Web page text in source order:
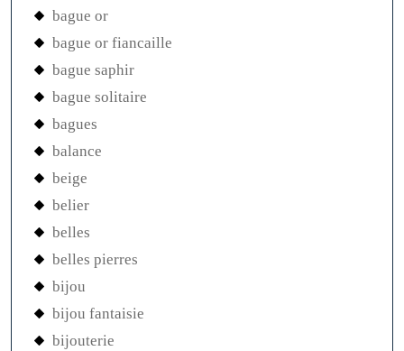
bague or
bague or fiancaille
bague saphir
bague solitaire
bagues
balance
beige
belier
belles
belles pierres
bijou
bijou fantaisie
bijouterie